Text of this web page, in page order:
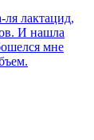
ля лактацид,
И нашла
мне